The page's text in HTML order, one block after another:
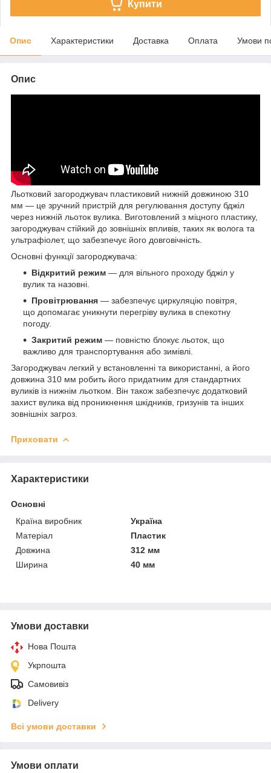
Купити
Опис Характеристики Доставка Оплата Умови
Опис
Льотковий загороджувач пластиковий нижній довжиною 310
мм — це зручний пристрій для регулювання доступу бджіл
через нижній льоток вулика. Виготовлений з міцного пластику,
загороджувач стійкий до зовнішніх впливів, таких як волога та
ультрафіолет, що забезпечує його довговічність.
Основні функції загороджувача:
Відкритий режим — для вільного проходу бджіл у
вулик та назовні.
Провітрювання — забезпечує циркуляцію повітря,
що допомагає уникнути перегріву вулика в спекотну
погоду.
Закритий режим — повністю блокує льоток, що
важливо для транспортування або зимівлі.
Загороджувач легкий у встановленні та використанні, а його
довжина 310 мм робить його придатним для стандартних
вуликів із нижнім льотком. Він також забезпечує додатковий
захист вулика від проникнення шкідників, гризунів та інших
зовнішніх загроз.
Приховати
Характеристики
Основні
Країна виробник
Україна
Матеріал
Пластик
Довжина
312 мм
Ширина
40 мм
Умови доставки
Нова Пошта
Укрпошта
Самовивіз
Delivery
Всі умови доставки
Умови оплати